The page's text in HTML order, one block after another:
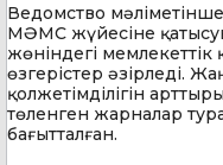
Ведомство
МӘМС жүйесіне
жөніндегі
өзгерістер әзірледі.
қолжетімділігін
төленген жарналар
бағытталған.